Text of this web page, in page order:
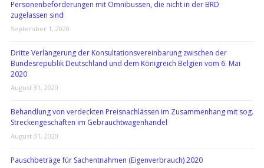
Personenbeförderungen mit Omnibussen, die nicht in der BRD
zugelassen sind
September 1, 2020
Dritte Verlängerung der Konsultationsvereinbarung zwischen der
Bundesrepublik Deutschland und dem Königreich Belgien vom 6. Mai
2020
August 31, 2020
Behandlung von verdeckten Preisnachlässen im Zusammenhang mit sog.
Streckengeschäften im Gebrauchtwagenhandel
August 31, 2020
Pauschbeträge für Sachentnahmen (Eigenverbrauch) 2020